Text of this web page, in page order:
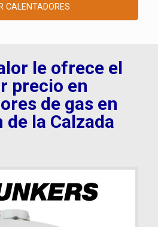
CALENTADORES
le ofrece el
precio en
de gas en
la Calzada